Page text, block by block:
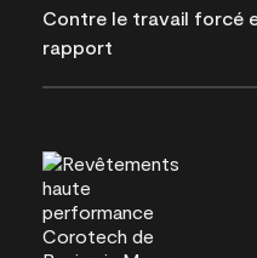
Contre le travail forcé
rapport